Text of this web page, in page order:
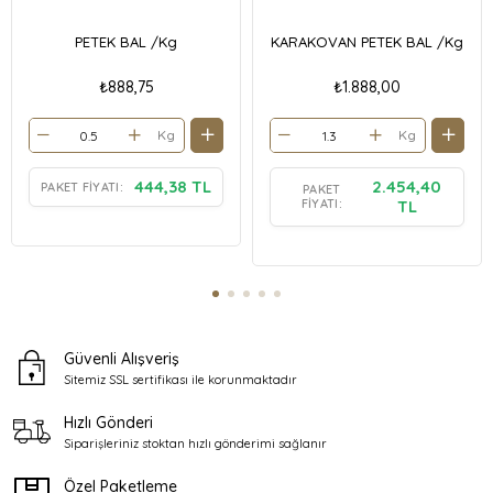
Bağışıklık Sistemi Desteği:Arı sütünün içeriğindeki besin öğeleri,
bağışıklık sistemini destekler ve vücudun savunma
mekanizmalarını güçlendirir.
Enerji Artışı:Arı sütü, doğal enerji kaynağı olarak vücuda zindelik
Cilt Sağlığı:Arı sütü, cilt sağlığına katkıda bulunur ve yaşlanma
Gelişmiş Zihinsel Performans:B grubu vitaminleri ve diğer besin
PETEK BAL /Kg
₺888,75
Kg
PAKET FIYATI: 444,38 TL
KARAKOVAN PETEK BAL /Kg
₺1.888,00
Kg
PAKET
FIYATI:
2.454,40
TL
Güvenli Alışveriş
Sitemiz SSL sertifikası ile korunmaktadır
Hızlı Gönderi
Siparişleriniz stoktan hızlı gönderimi sağlanır
Özel Paketleme